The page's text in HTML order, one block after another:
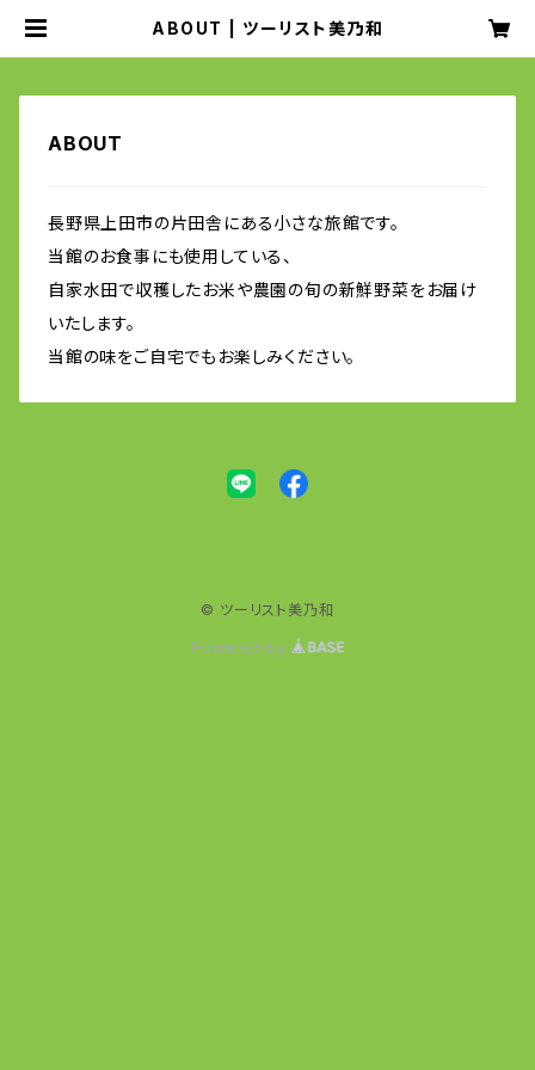
ABOUT | ツーリスト美乃和
ABOUT
長野県上田市の片田舎にある小さな旅館です。
当館のお食事にも使用している、
自家水田で収穫したお米や農園の旬の新鮮野菜をお届け
いたします。
当館の味をご自宅でもお楽しみください。
© ツーリスト美乃和
Powered by